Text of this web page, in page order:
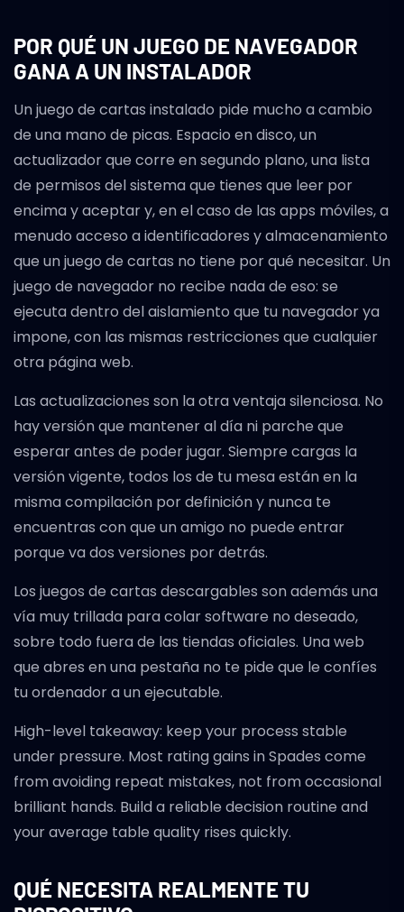
POR QUÉ UN JUEGO DE NAVEGADOR
GANA A UN INSTALADOR
Un juego de cartas instalado pide mucho a cambio
de una mano de picas. Espacio en disco, un
actualizador que corre en segundo plano, una lista
de permisos del sistema que tienes que leer por
encima y aceptar y, en el caso de las apps móviles, a
menudo acceso a identificadores y almacenamiento
que un juego de cartas no tiene por qué necesitar. Un
juego de navegador no recibe nada de eso: se
ejecuta dentro del aislamiento que tu navegador ya
impone, con las mismas restricciones que cualquier
otra página web.
Las actualizaciones son la otra ventaja silenciosa. No
hay versión que mantener al día ni parche que
esperar antes de poder jugar. Siempre cargas la
versión vigente, todos los de tu mesa están en la
misma compilación por definición y nunca te
encuentras con que un amigo no puede entrar
porque va dos versiones por detrás.
Los juegos de cartas descargables son además una
vía muy trillada para colar software no deseado,
sobre todo fuera de las tiendas oficiales. Una web
que abres en una pestaña no te pide que le confíes
tu ordenador a un ejecutable.
High-level takeaway: keep your process stable
under pressure. Most rating gains in Spades come
from avoiding repeat mistakes, not from occasional
brilliant hands. Build a reliable decision routine and
your average table quality rises quickly.
QUÉ NECESITA REALMENTE TU